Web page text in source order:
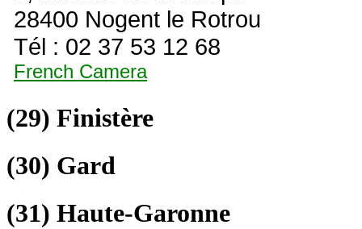
28400 Nogent le Rotrou
Tél : 02 37 53 12 68
French Camera
(29) Finistère
(30) Gard
(31) Haute-Garonne